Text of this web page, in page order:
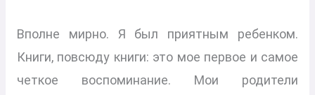
Вполне мирно. Я был приятным ребенком.
Книги, повсюду книги: это мое первое и самое
четкое воспоминание. Мои родители